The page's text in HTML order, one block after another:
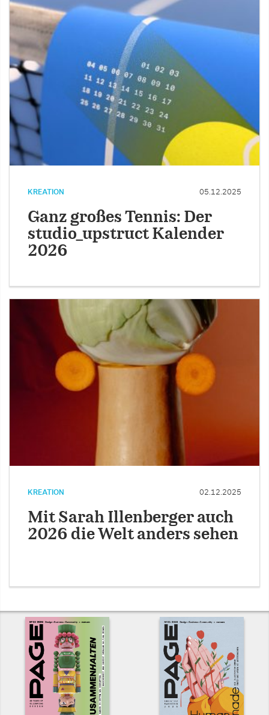
KREATION 05.12.2025
Ganz großes Tennis: Der
studio_upstruct Kalender
2026
KREATION 02.12.2025
Mit Sarah Illenberger auch
2026 die Welt anders sehen